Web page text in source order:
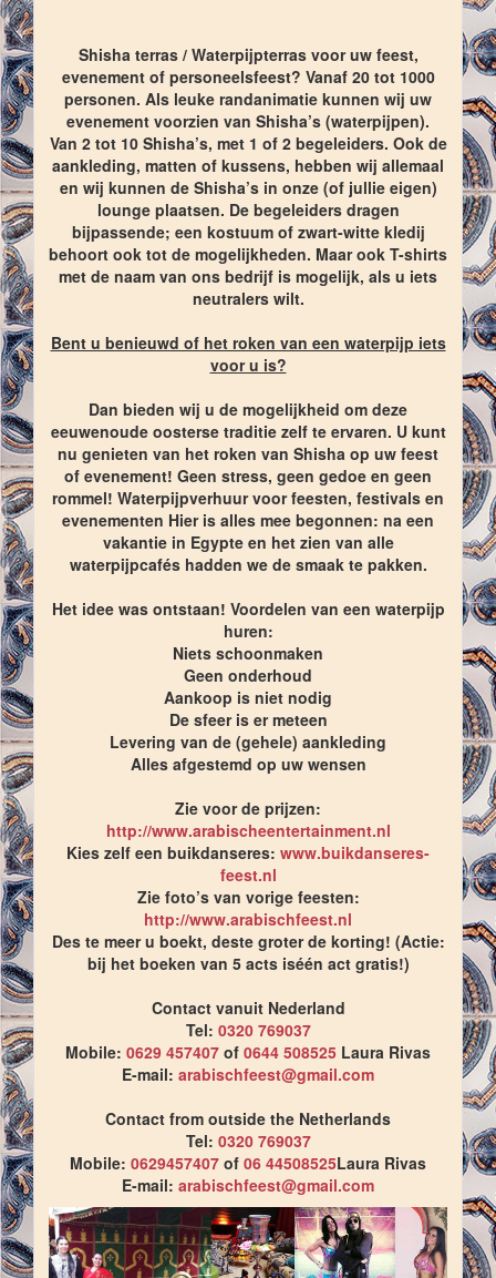
Shisha terras / Waterpijpterras voor uw feest,
evenement of personeelsfeest? Vanaf 20 tot 1000
personen. Als leuke randanimatie kunnen wij uw
evenement voorzien van Shisha’s (waterpijpen).
Van 2 tot 10 Shisha’s, met 1 of 2 begeleiders. Ook de
aankleding, matten of kussens, hebben wij allemaal
en wij kunnen de Shisha’s in onze (of jullie eigen)
lounge plaatsen. De begeleiders dragen
bijpassende; een kostuum of zwart-witte kledij
behoort ook tot de mogelijkheden. Maar ook T-shirts
met de naam van ons bedrijf is mogelijk, als u iets
neutralers wilt.
Bent u benieuwd of het roken van een waterpijp iets
voor u is?
Dan bieden wij u de mogelijkheid om deze
eeuwenoude oosterse traditie zelf te ervaren. U kunt
nu genieten van het roken van Shisha op uw feest
of evenement! Geen stress, geen gedoe en geen
rommel! Waterpijpverhuur voor feesten, festivals en
evenementen Hier is alles mee begonnen: na een
vakantie in Egypte en het zien van alle
waterpijpcafés hadden we de smaak te pakken.
Het idee was ontstaan! Voordelen van een waterpijp
huren:
Niets schoonmaken
Geen onderhoud
Aankoop is niet nodig
De sfeer is er meteen
Levering van de (gehele) aankleding
Alles afgestemd op uw wensen
Zie voor de prijzen:
http://www.arabischeentertainment.nl
Kies zelf een buikdanseres: www.buikdanseres-
feest.nl
Zie foto’s van vorige feesten:
http://www.arabischfeest.nl
Des te meer u boekt, deste groter de korting! (Actie:
bij het boeken van 5 acts iséén act gratis!)
Contact vanuit Nederland
Tel: 0320 769037
Mobile: 0629 457407 of 0644 508525 Laura Rivas
E-mail: arabischfeest@gmail.com
Contact from outside the Netherlands
Tel: 0320 769037
Mobile: 0629457407 of 06 44508525Laura Rivas
E-mail: arabischfeest@gmail.com